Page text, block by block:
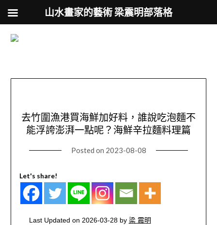
去竹圍漁港買海鮮加好料，誰說吃泡麵不
能浮誇澎湃一點呢？海鮮辛拉麵料理篇
Posted on 2023-08-08
Let's share!
Last Updated on 2026-03-28 by 梁 震明
山水畫家的藝術 梁震明部落格